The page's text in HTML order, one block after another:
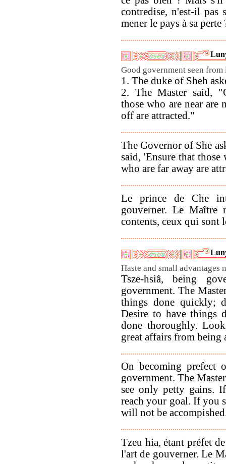
contredise, n'est-il pas
mener le pays à sa perte
Good government seen from
1. The duke of Sheh
2. The Master said,
those who are near are
off are attracted."
The Governor of She
said, 'Ensure that those
who are far away are
Le prince de Che
gouverner. Le Maître
contents, ceux qui sont
Haste and small advantages
Tsze-hsiâ, being
government. The
things done quickly;
Desire to have things
done thoroughly.
great affairs from being
On becoming prefect
government. The
see only petty gains.
reach your goal. If you
will not be
Tzeu hia, étant préfet
l'art de gouverner. Le